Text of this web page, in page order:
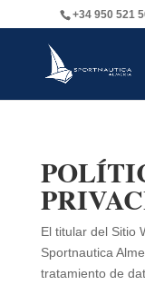
+34 950 521
El titular del Sitio
Sportnautica
tratamiento de